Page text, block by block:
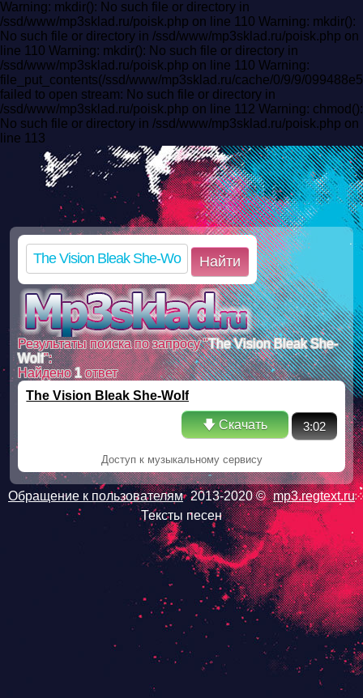
Warning: mkdir(): No such file or directory in
/ssd/www/mp3sklad.ru/poisk.php on line 110 Warning: mkdir():
No such file or directory in /ssd/www/mp3sklad.ru/poisk.php on
line 110 Warning: mkdir(): No such file or directory in
/ssd/www/mp3sklad.ru/poisk.php on line 110 Warning:
file_put_contents(/ssd/www/mp3sklad.ru/cache/0/9/9/
failed to open stream: No such file or directory in
/ssd/www/mp3sklad.ru/poisk.php on line 112 Warning: chmod():
No such file or directory in /ssd/www/mp3sklad.ru/poisk.php on
line 113
Найти
Результаты поиска по запросу "The Vision Bleak She-
Wolf":
Найдено1ответ
The Vision Bleak She-Wolf
🡇 Скачать 3:02
Доступ к музыкальному сервису
Обращение к пользователям 2013-2020 © mp3.regtext.ru
Тексты песен